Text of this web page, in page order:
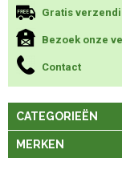
Gratis
Bezoek onze
Contact
CATEGORIEËN
MERKEN